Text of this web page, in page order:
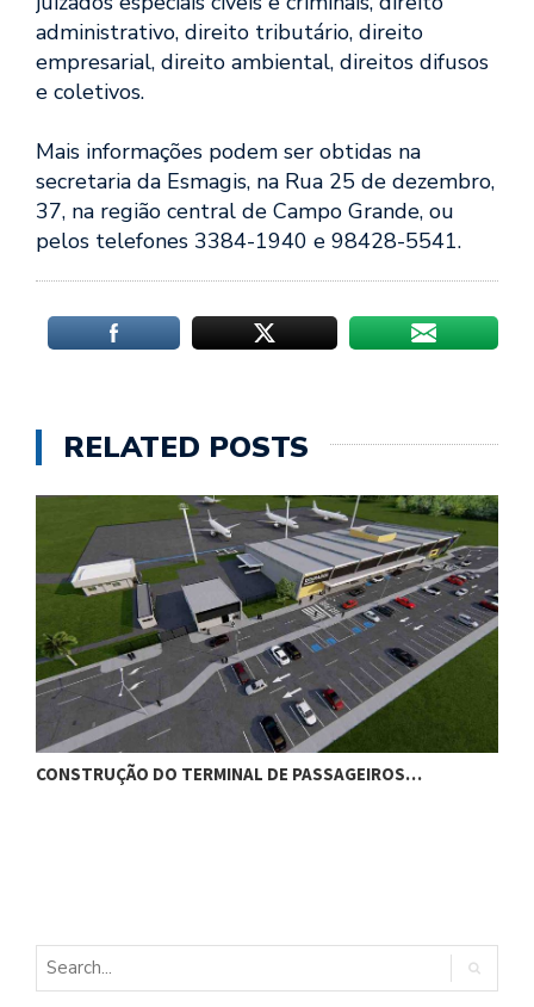
administrativo, direito tributário, direito
empresarial, direito ambiental, direitos difusos
e coletivos.
Mais informações podem ser obtidas na
secretaria da Esmagis, na Rua 25 de dezembro,
37, na região central de Campo Grande, ou
pelos telefones 3384-1940 e 98428-5541.
RELATED POSTS
CONSTRUÇÃO DO TERMINAL DE PASSAGEIROS…